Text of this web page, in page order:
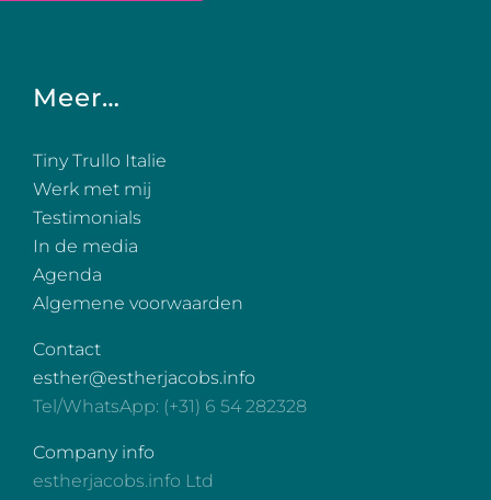
Meer…
Tiny Trullo Italie
Werk met mij
Testimonials
In de media
Agenda
Algemene voorwaarden
Contact
esther@estherjacobs.info
Tel/WhatsApp: (+31) 6 54 282328
Company info
estherjacobs.info Ltd